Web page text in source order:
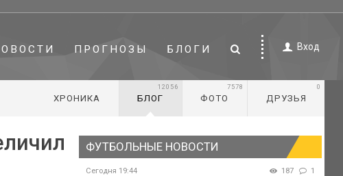
ПРОГНОЗЫ БЛОГИ Вход
ХРОНИКА БЛОГ
12056
ФОТО
7578
ДРУЗЬЯ
0
ФУТБОЛЬНЫЕ НОВОСТИ
Сегодня 19:44 187 1